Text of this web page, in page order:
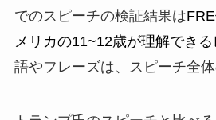
でのスピーチの検証結果は
メリカの11~12歳が理解できる
語やフレーズは、スピーチ全体